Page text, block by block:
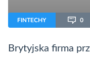
FINTECHY 0
Brytyjska firma